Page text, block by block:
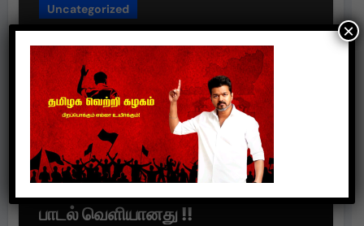
Uncategorized
கும்கி 2 படத்தின் முதல் சிங்கிள்
“பொத்தி “பொத்தி உன்ன வச்சு”
பாடல் வெளியானது !!
×